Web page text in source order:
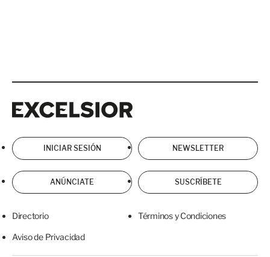
INICIAR SESIÓN NEWSLETTER
ANÚNCIATE SUSCRÍBETE
Directorio Términos y Condiciones
Aviso de Privacidad